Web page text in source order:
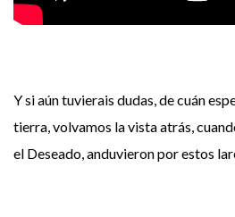
Y si aún tuvierais dudas, de cuán
tierra, volvamos la vista atrás,
el Deseado, anduvieron por estos